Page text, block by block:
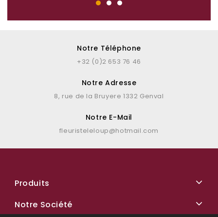
Notre Téléphone
+32 (0)2 653 76 46
Notre Adresse
8, rue de la Bruyere 1332 Genval
Notre E-Mail
fleuristeleloup@hotmail.com
Produits
Notre Société